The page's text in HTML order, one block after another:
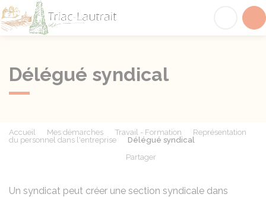
Délégué syndical
Accueil Mes démarches Travail - Formation
Représentation
du personnel dans l'entreprise
Délégué syndical
Partager
Un syndicat peut créer une section syndicale dans